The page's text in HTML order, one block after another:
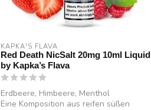
KAPKA'S FLAVA
Red Death NicSalt 20mg 10ml Liquid
by Kapka’s Flava
Erdbeere, Himbeere, Menthol
Eine Komposition aus reifen süßen